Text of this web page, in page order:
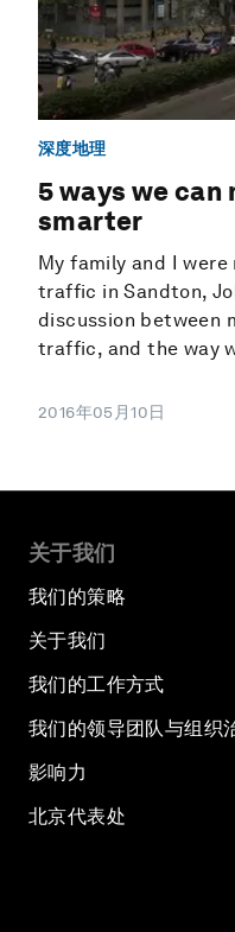
深度地理
5 ways we
smarter
My family and I
traffic in Sandton,
discussion between
traffic, and the way
2016年05月10日
关于我们
我们的策略
关于我们
我们的工作方式
我们的领导团队与组织
影响力
北京代表处